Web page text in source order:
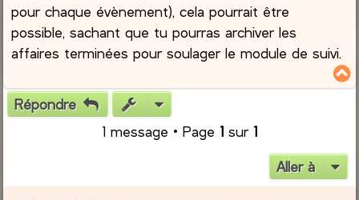
pour chaque évènement), cela pourrait être
possible, sachant que tu pourras archiver les
affaires terminées pour soulager le module de suivi.
Répondre
1 message • Page 1 sur 1
Aller à